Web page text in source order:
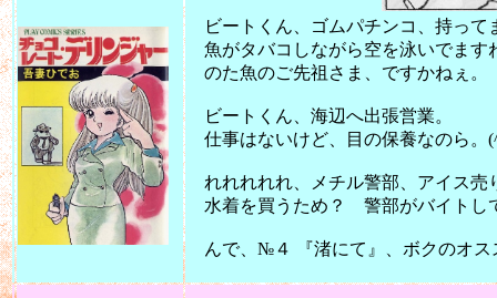
ビートくん、ゴムパチンコ、持って
魚がタバコしながら空を泳いでます
のた魚のご先祖さま、ですかねぇ。
ビートくん、海辺へ出張営業。
仕事はないけど、目の保養なのら。
れれれれれ、メチル警部、アイス売
水着を買うため？ 警部がバイトし
んで、№４ 『渚にて』、ボクのオス